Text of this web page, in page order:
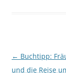
← Buchtipp:
und die Reise